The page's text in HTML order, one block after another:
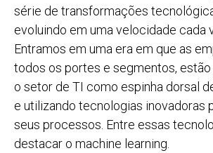
série de transformações
evoluindo em uma velocidade cada
Entramos em uma era em que as
todos os portes e segmentos,
o setor de TI como espinha dorsal
e utilizando tecnologias inovadoras
seus processos. Entre essas
destacar o machine learning.